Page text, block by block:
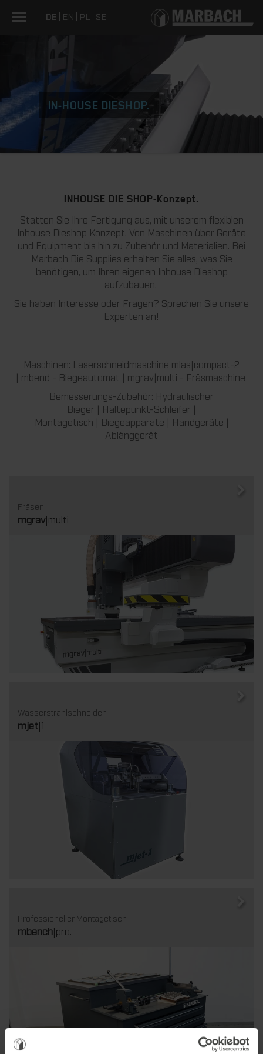
DE EN PL SE
IN-HOUSE DIESHOP.
INHOUSE DIE SHOP-Konzept.
Statten Sie Ihre Fertigung aus, mit unserem flexiblen
Inhouse Dieshop Konzept. Von Maschinen über Geräte
und Equipment bis hin zu Zubehör und Materialien. Bei
Marbach Die Supplies erhalten Sie alles, was Sie
benötigen, um Ihren eigenen Inhouse Dieshop
aufzubauen.
Sie haben Interesse oder Fragen? Sprechen Sie unsere
Experten an!
Maschinen: Laserschneidmaschine mlas|compact-2
| mbend - Biegeautomat | mgrav|multi - Fräsmaschine
Bemesserungs-Zubehör: Hydraulischer
Bieger | Haltepunkt-Schleifer |
Montagetisch | Biegeapparate | Handgeräte |
Ablänggerät
Fräsen
mgrav|multi
Wasserstrahlschneiden
mjet|1
Professioneller Montagetisch
mbench|pro.